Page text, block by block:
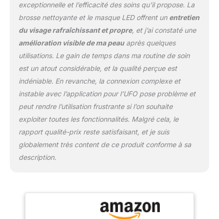
AMÉLIORÉE Le massage
T-Sonic et le silicone
offrent une exfoliation
visage à une meilleure
absorption des actifs
nourrissants et anti-âge
pour plus d'efficacité.
POUR DE MEILLEURS
RÉSULTATS Utilisez le
mode de nettoyage
LUNA mini 3 avec le
nettoyant micro-mousse
qui nettoie en
profondeur et appliquez
pour un éclat naturel.
exceptionnelle et l’efficacité des soins qu’il propose. La
brosse nettoyante et le masque LED offrent un entretien
du visage rafraîchissant et propre, et j’ai constaté une
amélioration visible de ma peauaprès quelques
utilisations. Le gain de temps dans ma routine de soin
est un atout considérable, et la qualité perçue est
indéniable. En revanche, la connexion complexe et
instable avec l’application pour l’UFO pose problème et
peut rendre l’utilisation frustrante si l’on souhaite
exploiter toutes les fonctionnalités. Malgré cela, le
rapport qualité-prix reste satisfaisant, et je suis
globalement très content de ce produit conforme à sa
description.